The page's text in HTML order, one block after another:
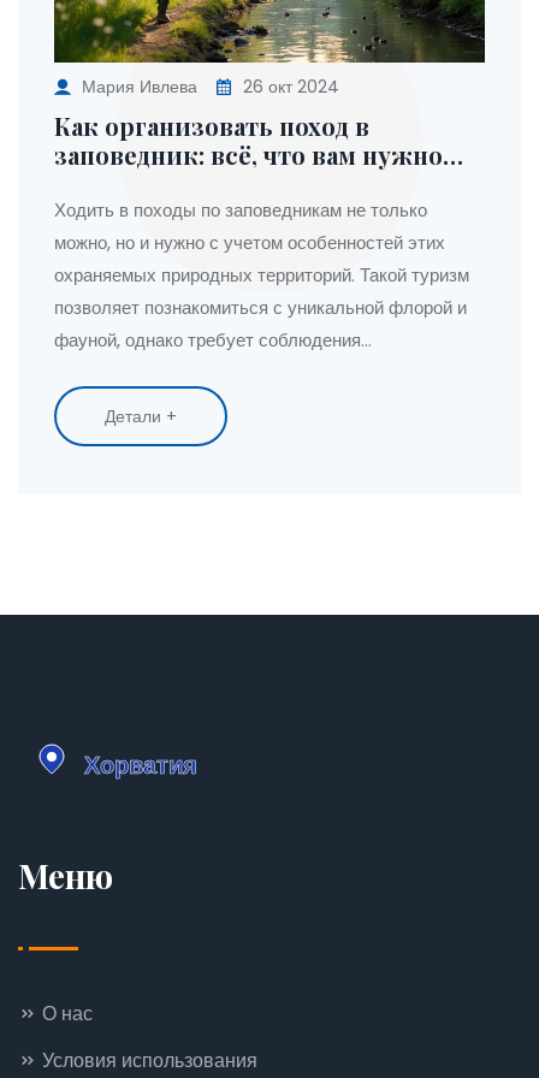
Мария Ивлева 26 окт 2024
Как организовать поход в
заповедник: всё, что вам нужно
Ходить в походы по заповедникам не только
можно, но и нужно с учетом особенностей этих
охраняемых природных территорий. Такой туризм
позволяет познакомиться с уникальной флорой и
фауной, однако требует соблюдения
рассматриваются возможности и ограничения,
связанные с походами в заповедниках, а также
Детали +
Меню
О нас
Условия использования